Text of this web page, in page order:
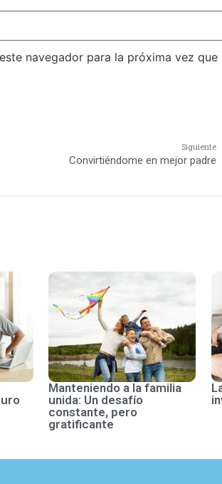
navegador para la próxima vez que
Siguiente
Convirtiéndome en mejor padre
Manteniendo a la familia
unida: Un desafío
constante, pero
gratificante